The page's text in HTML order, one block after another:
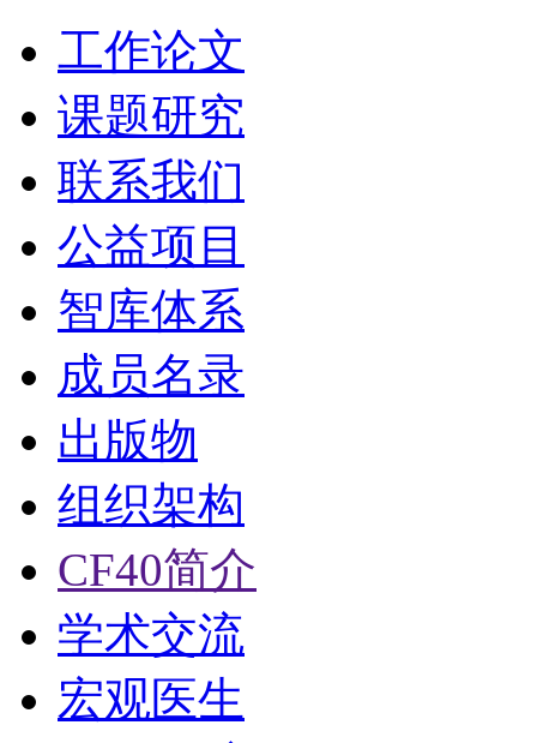
工作论文
课题研究
联系我们
公益项目
智库体系
成员名录
出版物
组织架构
CF40简介
学术交流
宏观医生